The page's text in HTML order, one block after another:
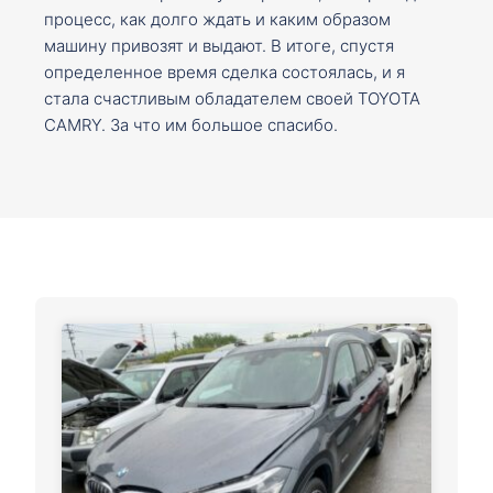
процесс, как долго ждать и каким образом
машину привозят и выдают. В итоге, спустя
определенное время сделка состоялась, и я
стала счастливым обладателем своей TOYOTA
CAMRY. За что им большое спасибо.